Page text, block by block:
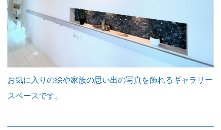
お気に入りの絵や家族の思い出の写真を飾れるギャラリー
スペースです。